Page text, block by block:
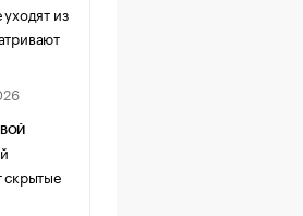
из
скрытые